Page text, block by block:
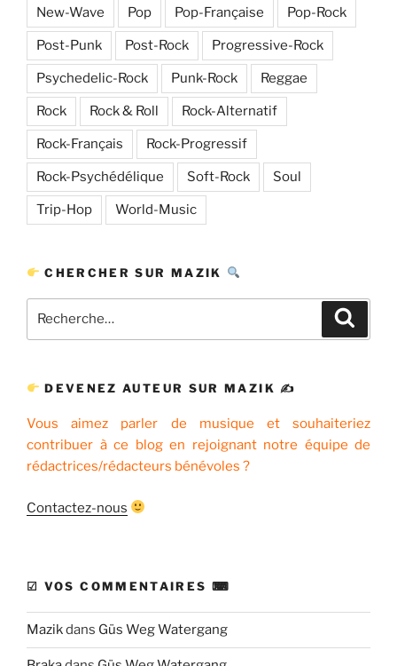
New-Wave Pop Pop-Française Pop-Rock
Post-Punk Post-Rock Progressive-Rock
Psychedelic-Rock Punk-Rock Reggae
Rock Rock & Roll Rock-Alternatif
Rock-Français Rock-Progressif
Rock-Psychédélique Soft-Rock Soul
Trip-Hop World-Music
CHERCHER SUR MAZIK
pour
DEVENEZ AUTEUR SUR MAZIK ✍
Vous aimez parler de musique et souhaiteriez
contribuer à ce blog en rejoignant notre équipe de
rédactrices/rédacteurs bénévoles ?
Contactez-nous
☑ VOS COMMENTAIRES ⌨
Mazikdans Güs Weg Watergang